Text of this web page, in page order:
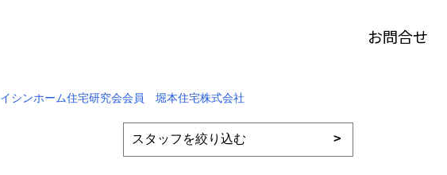
お問合せ
イシンホーム住宅研究会会員 堀本住宅株式会社